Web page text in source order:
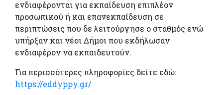
ενδιαφέρονται για εκπαίδευση επιπλέον
προσωπικού ή και επανεκπαίδευση σε
περιπτώσεις που δε λειτούργησε ο σταθμός ενώ
υπήρξαν και νέοι Δήμοι που εκδήλωσαν
ενδιαφέρον να εκπαιδευτούν.
Για περισσότερες πληροφορίες δείτε εδώ:
https://eddyppy.gr/